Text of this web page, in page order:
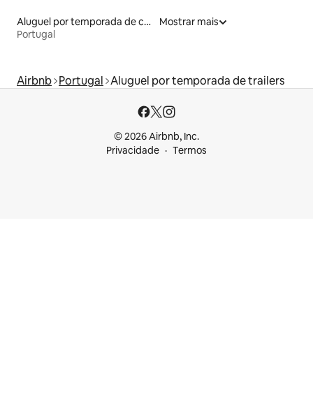
Aluguel por temporada de casas de veraneio
Portugal
Mostrar mais
Airbnb Portugal Aluguel por temporada de trailers
© 2026 Airbnb, Inc.
Privacidade
Termos